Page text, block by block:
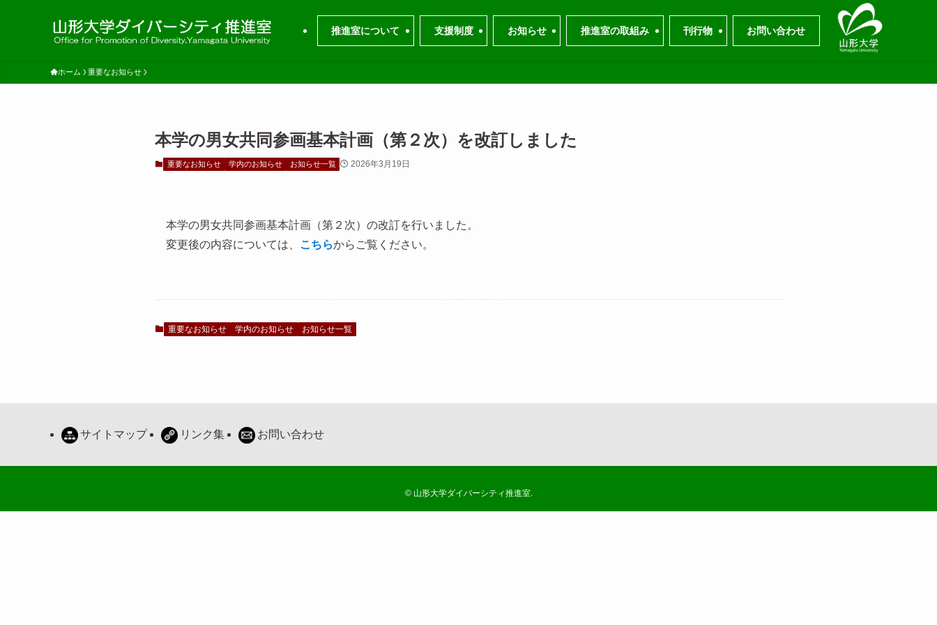
推進室について 支援制度 お知らせ 推進室の取組み 刊行物 お問い合わせ
ホーム 重要なお知らせ
本学の男女共同参画基本計画（第２次）を改訂しました
重要なお知らせ 学内のお知らせ お知らせ一覧 2026年3月19日
本学の男女共同参画基本計画（第２次）の改訂を行いました。
変更後の内容については、
こちらからご覧ください。
重要なお知らせ 学内のお知らせ お知らせ一覧
サイトマップ リンク集 お問い合わせ
©山形大学ダイバーシティ推進室.